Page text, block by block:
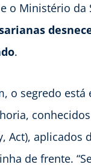
o Ministério da
.
o segredo está
Act), aplicados
de frente.